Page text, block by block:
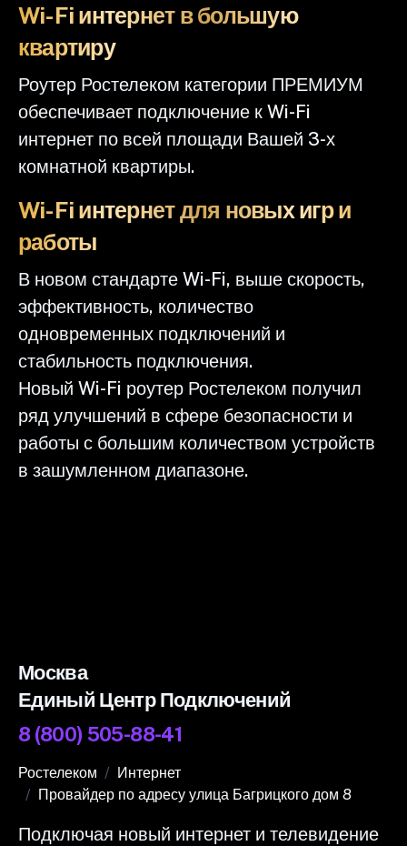
Wi-Fi интернет в большую
квартиру
Роутер Ростелеком категории ПРЕМИУМ
обеспечивает подключение к Wi-Fi
интернет по всей площади Вашей 3-х
комнатной квартиры.
Wi-Fi интернет для новых игр и
работы
В новом стандарте Wi-Fi, выше скорость,
эффективность, количество
одновременных подключений и
стабильность подключения.
Новый Wi-Fi роутер Ростелеком получил
ряд улучшений в сфере безопасности и
работы с большим количеством устройств
в зашумленном диапазоне.
Москва
Единый Центр Подключений
8 (800) 505-88-41
Ростелеком
Интернет
Провайдер по адресу улица Багрицкого дом 8
Подключая новый интернет и телевидение